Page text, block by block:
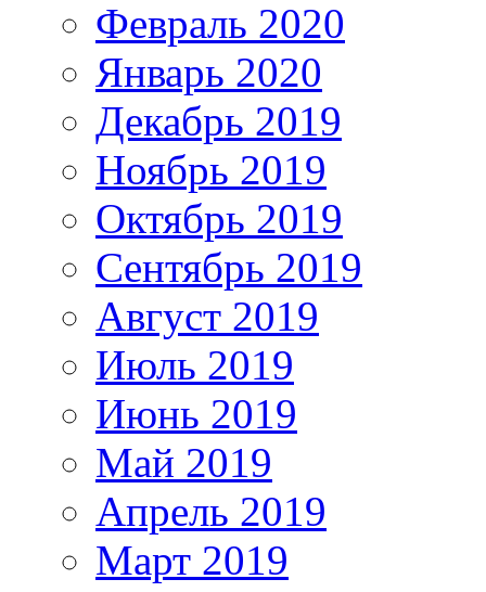
Февраль 2020
Январь 2020
Декабрь 2019
Ноябрь 2019
Октябрь 2019
Сентябрь 2019
Август 2019
Июль 2019
Июнь 2019
Май 2019
Апрель 2019
Март 2019